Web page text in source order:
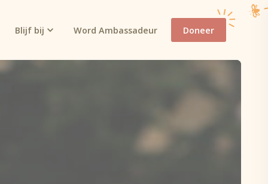
Blijf bij Word Ambassadeur Doneer